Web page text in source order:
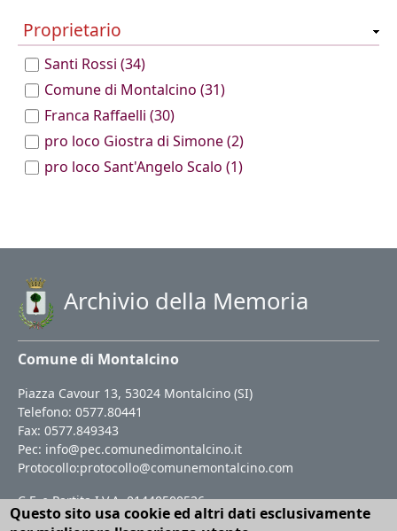
Proprietario
Santi Rossi (34)
Comune di Montalcino (31)
Franca Raffaelli (30)
pro loco Giostra di Simone(2)
pro loco Sant'Angelo Scalo (1)
Archivio della Memoria
Comune di Montalcino
Piazza Cavour 13, 53024 Montalcino (SI)
Telefono: 0577.80441
Fax: 0577.849343
Pec: info@pec.comunedimontalcino.it
Protocollo:protocollo@comunemontalcino.com
C.F. e Partita I.V.A. 01440500526
Codice Istat 052037
Questo sito usa cookie ed altri dati esclusivamente